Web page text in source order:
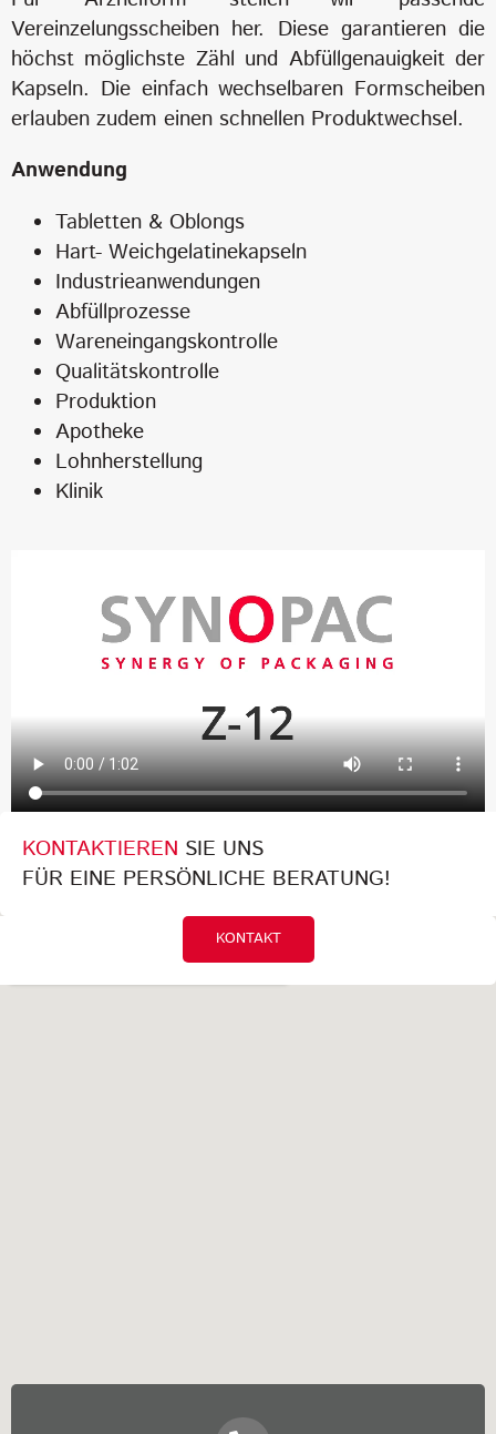
Vereinzelungsscheiben her. Diese garantieren die
höchst möglichste Zähl und Abfüllgenauigkeit der
Kapseln. Die einfach wechselbaren Formscheiben
erlauben zudem einen schnellen Produktwechsel.
Anwendung
Tabletten & Oblongs
Hart- Weichgelatinekapseln
Industrieanwendungen
Abfüllprozesse
Wareneingangskontrolle
Qualitätskontrolle
Produktion
Apotheke
Lohnherstellung
Klinik
KONTAKTIEREN SIE UNS
FÜR EINE PERSÖNLICHE BERATUNG!
KONTAKT